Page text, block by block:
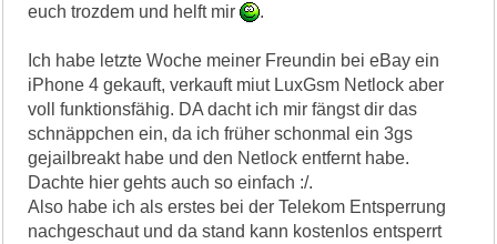
euch trozdem und helft mir
.
Ich habe letzte Woche meiner Freundin bei eBay ein
iPhone 4 gekauft, verkauft miut LuxGsm Netlock aber
voll funktionsfähig. DA dacht ich mir fängst dir das
schnäppchen ein, da ich früher schonmal ein 3gs
gejailbreakt habe und den Netlock entfernt habe.
Dachte hier gehts auch so einfach :/.
Also habe ich als erstes bei der Telekom Entsperrung
nachgeschaut und da stand kann kostenlos entsperrt